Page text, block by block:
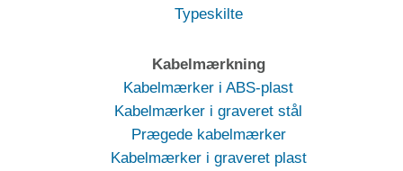
Typeskilte
Kabelmærkning
Kabelmærker i ABS-plast
Kabelmærker i graveret stål
Prægede kabelmærker
Kabelmærker i graveret plast